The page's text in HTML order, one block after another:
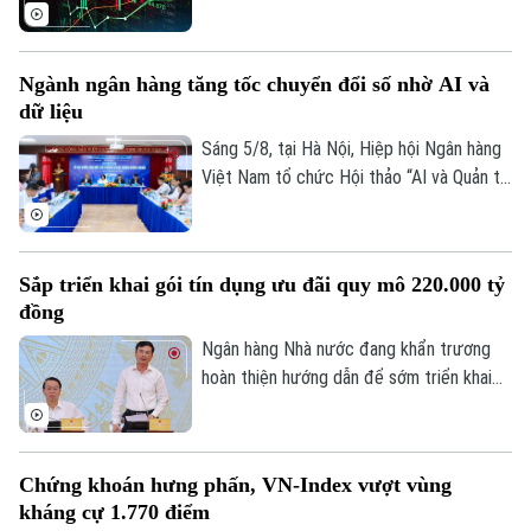
Golf
Tin tức
Điện ảnh
Thời trang
Âm nhạc
Đã phát sóng
giao dịch, VN-index giảm 0,77 điểm
index tăng 7,18 điểm (2,51%) lên 293,59
điểm.
Ngành ngân hàng tăng tốc chuyển đổi số nhờ AI và
dữ liệu
Sáng 5/8, tại Hà Nội, Hiệp hội Ngân hàng
Việt Nam tổ chức Hội thảo “AI và Quản trị
mại, doanh nghiệp công nghệ và chuyên
Sắp triển khai gói tín dụng ưu đãi quy mô 220.000 tỷ
đồng
Ngân hàng Nhà nước đang khẩn trương
hoàn thiện hướng dẫn để sớm triển khai
tiên. Đây là thông tin được Phó Thống
đốc Ngân hàng Nhà nước Phạm Thanh Hà
Chứng khoán hưng phấn, VN-Index vượt vùng
kháng cự 1.770 điểm